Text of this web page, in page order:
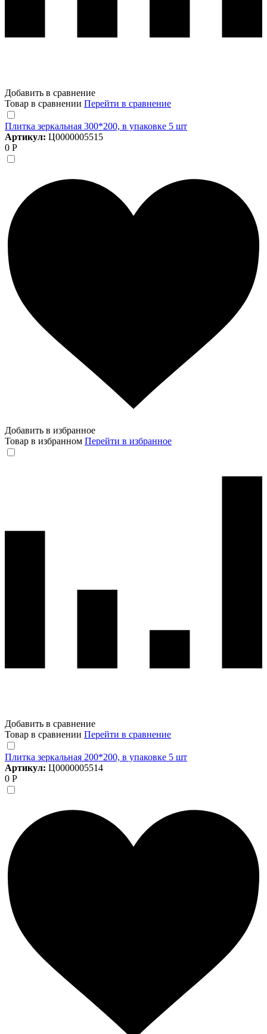
Добавить в сравнение
Товар в сравнении Перейти в сравнение
Плитка зеркальная 300*200, в упаковке 5 шт
Артикул: Ц0000005515
0 Р
Добавить в избранное
Товар в избранном Перейти в избранное
Добавить в сравнение
Товар в сравнении Перейти в сравнение
Плитка зеркальная 200*200, в упаковке 5 шт
Артикул: Ц0000005514
0 Р